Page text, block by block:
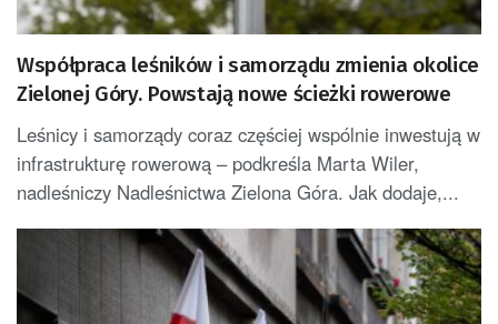
Współpraca leśników i samorządu zmienia okolice
Zielonej Góry. Powstają nowe ścieżki rowerowe
Leśnicy i samorządy coraz częściej wspólnie inwestują w
infrastrukturę rowerową – podkreśla Marta Wiler,
nadleśniczy Nadleśnictwa Zielona Góra. Jak dodaje,...